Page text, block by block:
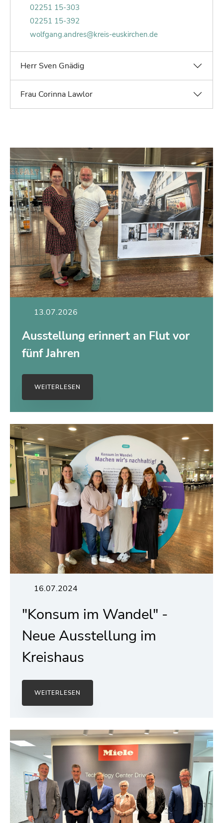
02251 15-303Telefonnummer von Wolfgang Andres:
02251 15-392Faxnummer von Wolfgang Andres:
E-Mail von Wolfgang Andres:
wolfgang.andres@kreis-euskirchen.de
Herr Sven Gnädig
Frau Corinna Lawlor
13.07.2026
Ausstellung erinnert an Flut vor
fünf Jahren
WEITERLESEN
16.07.2024
"Konsum im Wandel" -
Neue Ausstellung im
Kreishaus
WEITERLESEN